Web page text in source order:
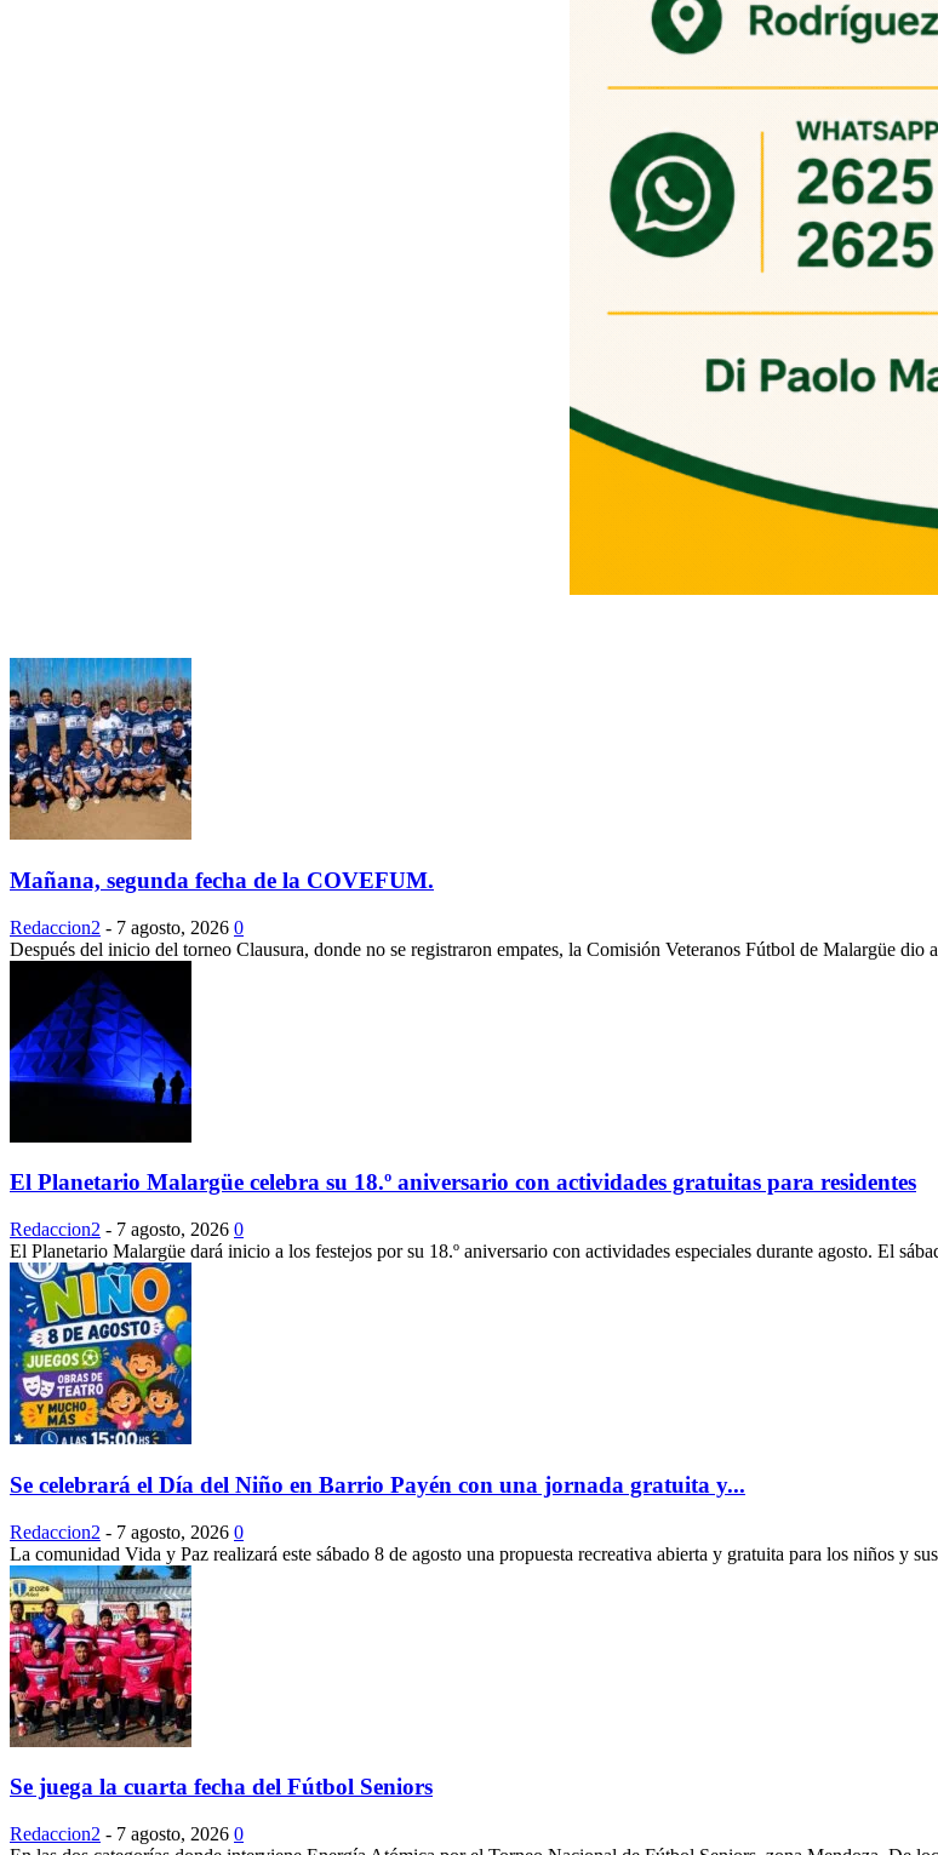
Mañana, segunda fecha de la COVEFUM.
Redaccion2 - 7 agosto, 2026 0
Después del inicio del torneo Clausura, donde no se registraron empates, la Comisión Veteranos Fútbol de Malargüe dio
El Planetario Malargüe celebra su 18.º aniversario con actividades gratuitas para residentes
Redaccion2 - 7 agosto, 2026 0
El Planetario Malargüe dará inicio a los festejos por su 18.º aniversario con actividades especiales durante agosto. El
Se celebrará el Día del Niño en Barrio Payén con una jornada gratuita y...
Redaccion2 - 7 agosto, 2026 0
La comunidad Vida y Paz realizará este sábado 8 de agosto una propuesta recreativa abierta y gratuita para los niños y
Se juega la cuarta fecha del Fútbol Seniors
Redaccion2 - 7 agosto, 2026 0